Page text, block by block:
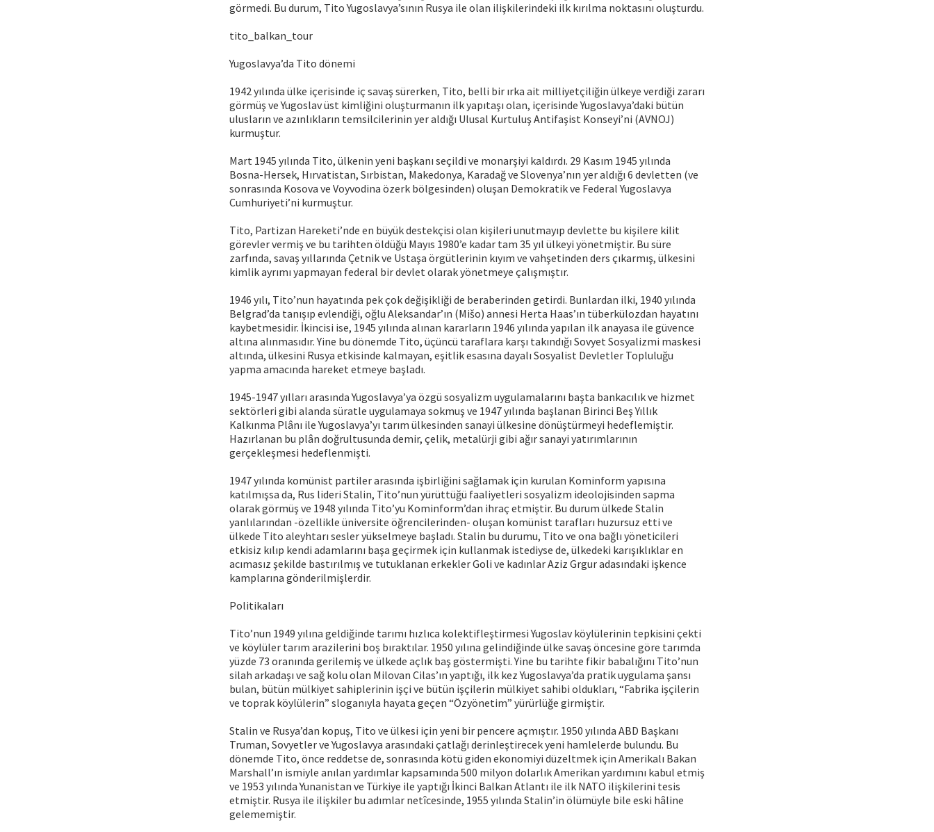
görmedi. Bu durum, Tito Yugoslavya’sının Rusya ile olan ilişkilerindeki ilk kırılma noktasını oluşturdu.
tito_balkan_tour
Yugoslavya’da Tito dönemi
1942 yılında ülke içerisinde iç savaş sürerken, Tito, belli bir ırka ait milliyetçiliğin ülkeye verdiği zararı
görmüş ve Yugoslav üst kimliğini oluşturmanın ilk yapıtaşı olan, içerisinde Yugoslavya’daki bütün
ulusların ve azınlıkların temsilcilerinin yer aldığı Ulusal Kurtuluş Antifaşist Konseyi’ni (AVNOJ)
kurmuştur.
Mart 1945 yılında Tito, ülkenin yeni başkanı seçildi ve monarşiyi kaldırdı. 29 Kasım 1945 yılında
Bosna-Hersek, Hırvatistan, Sırbistan, Makedonya, Karadağ ve Slovenya’nın yer aldığı 6 devletten (ve
sonrasında Kosova ve Voyvodina özerk bölgesinden) oluşan Demokratik ve Federal Yugoslavya
Cumhuriyeti’ni kurmuştur.
Tito, Partizan Hareketi’nde en büyük destekçisi olan kişileri unutmayıp devlette bu kişilere kilit
görevler vermiş ve bu tarihten öldüğü Mayıs 1980’e kadar tam 35 yıl ülkeyi yönetmiştir. Bu süre
zarfında, savaş yıllarında Çetnik ve Ustaşa örgütlerinin kıyım ve vahşetinden ders çıkarmış, ülkesini
kimlik ayrımı yapmayan federal bir devlet olarak yönetmeye çalışmıştır.
1946 yılı, Tito’nun hayatında pek çok değişikliği de beraberinden getirdi. Bunlardan ilki, 1940 yılında
Belgrad’da tanışıp evlendiği, oğlu Aleksandar’ın (Mišo) annesi Herta Haas’ın tüberkülozdan hayatını
kaybetmesidir. İkincisi ise, 1945 yılında alınan kararların 1946 yılında yapılan ilk anayasa ile güvence
altına alınmasıdır. Yine bu dönemde Tito, üçüncü taraflara karşı takındığı Sovyet Sosyalizmi maskesi
altında, ülkesini Rusya etkisinde kalmayan, eşitlik esasına dayalı Sosyalist Devletler Topluluğu
yapma amacında hareket etmeye başladı.
1945-1947 yılları arasında Yugoslavya’ya özgü sosyalizm uygulamalarını başta bankacılık ve hizmet
sektörleri gibi alanda süratle uygulamaya sokmuş ve 1947 yılında başlanan Birinci Beş Yıllık
Kalkınma Plânı ile Yugoslavya’yı tarım ülkesinden sanayi ülkesine dönüştürmeyi hedeflemiştir.
Hazırlanan bu plân doğrultusunda demir, çelik, metalürji gibi ağır sanayi yatırımlarının
gerçekleşmesi hedeflenmişti.
1947 yılında komünist partiler arasında işbirliğini sağlamak için kurulan Kominform yapısına
katılmışsa da, Rus lideri Stalin, Tito’nun yürüttüğü faaliyetleri sosyalizm ideolojisinden sapma
olarak görmüş ve 1948 yılında Tito’yu Kominform’dan ihraç etmiştir. Bu durum ülkede Stalin
yanlılarından -özellikle üniversite öğrencilerinden- oluşan komünist tarafları huzursuz etti ve
ülkede Tito aleyhtarı sesler yükselmeye başladı. Stalin bu durumu, Tito ve ona bağlı yöneticileri
etkisiz kılıp kendi adamlarını başa geçirmek için kullanmak istediyse de, ülkedeki karışıklıklar en
acımasız şekilde bastırılmış ve tutuklanan erkekler Goli ve kadınlar Aziz Grgur adasındaki işkence
kamplarına gönderilmişlerdir.
Politikaları
Tito’nun 1949 yılına geldiğinde tarımı hızlıca kolektifleştirmesi Yugoslav köylülerinin tepkisini çekti
ve köylüler tarım arazilerini boş bıraktılar. 1950 yılına gelindiğinde ülke savaş öncesine göre tarımda
yüzde 73 oranında gerilemiş ve ülkede açlık baş göstermişti. Yine bu tarihte fikir babalığını Tito’nun
silah arkadaşı ve sağ kolu olan Milovan Cilas’ın yaptığı, ilk kez Yugoslavya’da pratik uygulama şansı
bulan, bütün mülkiyet sahiplerinin işçi ve bütün işçilerin mülkiyet sahibi oldukları, “Fabrika işçilerin
ve toprak köylülerin” sloganıyla hayata geçen “Özyönetim” yürürlüğe girmiştir.
Stalin ve Rusya’dan kopuş, Tito ve ülkesi için yeni bir pencere açmıştır. 1950 yılında ABD Başkanı
Truman, Sovyetler ve Yugoslavya arasındaki çatlağı derinleştirecek yeni hamlelerde bulundu. Bu
dönemde Tito, önce reddetse de, sonrasında kötü giden ekonomiyi düzeltmek için Amerikalı Bakan
Marshall’ın ismiyle anılan yardımlar kapsamında 500 milyon dolarlık Amerikan yardımını kabul etmiş
ve 1953 yılında Yunanistan ve Türkiye ile yaptığı İkinci Balkan Atlantı ile ilk NATO ilişkilerini tesis
etmiştir. Rusya ile ilişkiler bu adımlar netîcesinde, 1955 yılında Stalin’in ölümüyle bile eski hâline
gelememiştir.